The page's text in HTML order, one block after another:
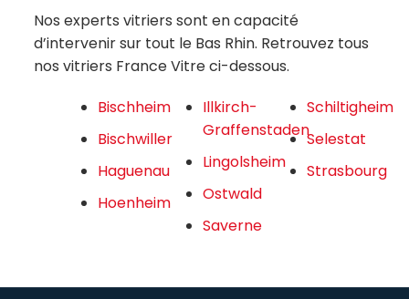
Nos experts vitriers sont en capacité
d’intervenir sur tout le Bas Rhin. Retrouvez tous
nos vitriers France Vitre ci-dessous.
Bischheim
Bischwiller
Haguenau
Hoenheim
Illkirch-
Graffenstaden
Lingolsheim
Ostwald
Saverne
Schiltigheim
Selestat
Strasbourg